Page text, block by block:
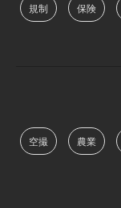
規制 保険
空撮 農業